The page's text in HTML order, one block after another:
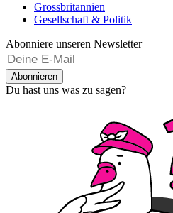
Grossbritannien
Gesellschaft & Politik
Abonniere unseren Newsletter
Abonnieren
Du hast uns was zu sagen?